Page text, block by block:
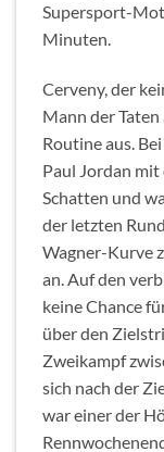
Supersport-
Minuten.
Cerveny, der
Mann der Taten
Routine aus.
Paul Jordan mit
Schatten und
der letzten
Wagner-Kurve
an. Auf den
keine Chance
über den
Zweikampf
sich nach der
war einer der